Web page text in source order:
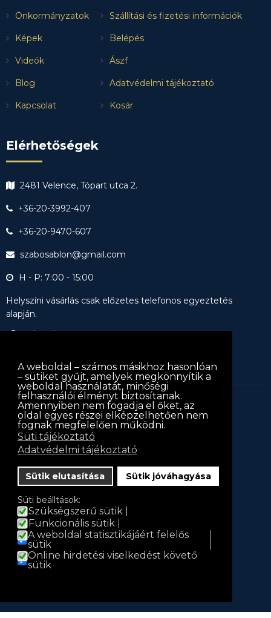
A weboldal – számos másikhoz hasonlóan
– sütiket gyűjt, amelyek megkönnyítik a
weboldal használatát, minőségi
felhasználói élményt biztosítanak.
Amennyiben nem fogadja el őket, az
oldal egyes részei elképzelhetően nem
fognak megfelelően működni.
Süti tájékoztató
Adatvédelmi tájékoztató
Sütik elutasítása Sütik jóváhagyása
Süti beálltások:
Szükségszerű sütik
Funkcionális sütik
A weboldal statisztikájáért felelős
sütik
Online hirdetési viselkedést követő
sütik
Önkormányzatok
Képek
Videók
Blog
Kapcsolat
Szállítási és fizetési információk
Belépés
Ászf
Adatvédelmi tájékoztató
Kosár
Elérhetőségek
2481 Velence, Tópart utca 2.
+36-20-3992-407
+36-20-9470-607
szabosablon@gmail.com
H - P: 7:00 - 15:00
Helyszíni vásárlás csak előzetes telefonos egyeztetés
alapján.
keritessablon.hu © 2013keritessablon.hu. Minden jog
fenntartva
Iratkozz fel hírlevelünkre!
Hírlevél
E-mail